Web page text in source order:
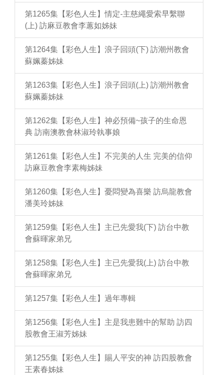
第1265集【彩色人生】情定-主慈繩愛索早繫聯
(上) 訪麻豆教會李蕙如姊妹
第1264集【彩色人生】浪子回頭(下) 訪潮州教會
蘇姵蓁姊妹
第1263集【彩色人生】浪子回頭(上) 訪潮州教會
蘇姵蓁姊妹
第1262集【彩色人生】神必預備~孩子的生命恩
典 訪南澳教會林淑玲執事娘
第1261集【彩色人生】不完美的人生 完美的信仰
訪麻豆教會李素梅姊妹
第1260集【彩色人生】憂悶變為喜樂 訪烏龍教會
潘美玲姊妹
第1259集【彩色人生】主已先愛我(下) 訪台中教
會蘇暉家弟兄
第1258集【彩色人生】主已先愛我(上) 訪台中教
會蘇暉家弟兄
第1257集【彩色人生】過年專輯
第1256集【彩色人生】主是我患難中的幫助 訪四
股教會王淑芳姊妹
第1255集【彩色人生】賜人平安的神 訪四股教會
王素春姊妹